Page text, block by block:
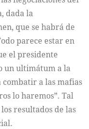
dada la
que se habrá de
parece estar en
el presidente
un ultimátum a la
combatir a las mafias
lo haremos”. Tal
resultados de las